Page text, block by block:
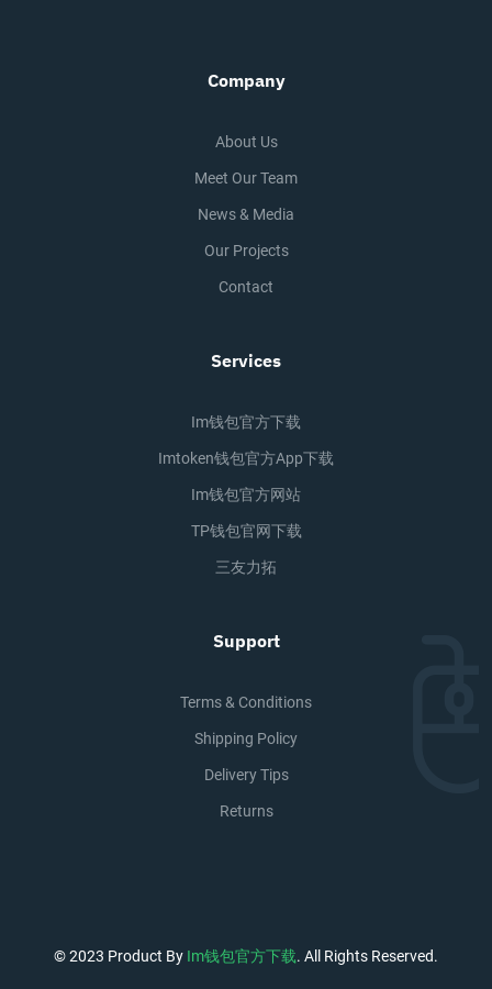
Company
About Us
Meet Our Team
News & Media
Our Projects
Contact
Services
Im钱包官方下载
Imtoken钱包官方app下载
Im钱包官方网站
TP钱包官网下载
三友力拓
Support
Terms & Conditions
Shipping Policy
Delivery Tips
Returns
© 2023 Product By Im钱包官方下载. All Rights Reserved.